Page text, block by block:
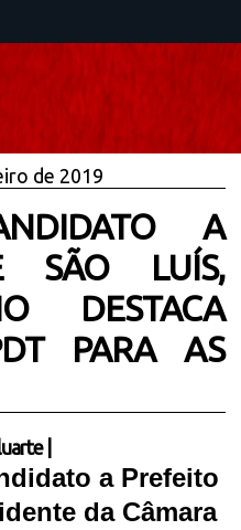
de 2019
A
SÃO LUÍS,
DESTACA
PARA AS
a Prefeito
da Câmara